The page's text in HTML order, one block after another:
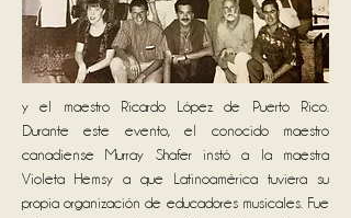
y el maestro Ricardo López de Puerto Rico.
Durante este evento, el conocido maestro
canadiense Murray Shafer instó a la maestra
Violeta Hemsy a que Latinoamérica tuviera su
propia organización de educadores musicales. Fue